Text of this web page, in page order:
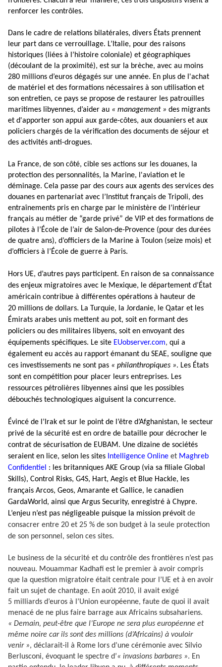
renforcer les contrôles.
Dans le cadre de relations bilatérales, divers États prennent
leur part dans ce verrouillage. L’Italie, pour des raisons
historiques (liées à l’histoire coloniale) et géographiques
(découlant de la proximité), est sur la brèche, avec au moins
280 millions d’euros dégagés sur une année. En plus de l'achat
de matériel et des formations nécessaires à son utilisation et
son entretien, ce pays se propose de restaurer les patrouilles
maritimes libyennes, d’aider au « management » des migrants
et d'apporter son appui aux garde-côtes, aux douaniers et aux
policiers chargés de la vérification des documents de séjour et
des activités anti-drogues.
La France, de son côté, cible ses actions sur les douanes, la
protection des personnalités, la Marine, l'aviation et le
déminage. Cela passe par des cours aux agents des services des
douanes en partenariat avec l’Institut français de Tripoli, des
entraînements pris en charge par le ministère de l’intérieur
français au métier de “garde privé” de VIP et des formations de
pilotes à l’École de l’air de Salon-de-Provence (pour des durées
de quatre ans), d’officiers de la Marine à Toulon (seize mois) et
d’officiers à l’École de guerre à Paris.
Hors UE, d’autres pays participent. En raison de sa connaissance
des enjeux migratoires avec le Mexique, le département d’État
américain contribue à différentes opérations à hauteur de
20 millions de dollars. La Turquie, la Jordanie, le Qatar et les
Émirats arabes unis mettent au pot, soit en formant des
policiers ou des militaires libyens, soit en envoyant des
équipements spécifiques. Le site EUobserver.com, qui a
également eu accès au rapport émanant du SEAE, souligne que
ces investissements ne sont pas « philanthropiques ». Les États
sont en compétition pour placer leurs entreprises. Les
ressources pétrolières libyennes ainsi que les possibles
débouchés technologiques aiguisent la concurrence.
Évincé de l’Irak et sur le point de l’être d’Afghanistan, le secteur
privé de la sécurité est en ordre de bataille pour décrocher le
contrat de sécurisation de EUBAM. Une dizaine de sociétés
seraient en lice, selon les sites Intelligence Online et Maghreb
Confidentiel : les britanniques AKE Group (via sa filiale Global
Skills), Control Risks, G4S, Hart, Aegis et Blue Hackle, les
français Arcos, Geos, Amarante et Gallice, le canadien
GardaWorld, ainsi que Argus Security, enregistré à Chypre.
L’enjeu n’est pas négligeable puisque la mission prévoit de
consacrer entre 20 et 25 % de son budget à la seule protection
de son personnel, selon ces sites.
Le business de la sécurité et du contrôle des frontières n’est pas
nouveau. Mouammar Kadhafi est le premier à avoir compris
que la question migratoire était centrale pour l’UE et à en avoir
fait un sujet de chantage. En août 2010, il avait exigé
5 milliards d’euros à l’Union européenne, faute de quoi il avait
menacé de ne plus faire barrage aux Africains subsahariens.
« Demain, peut-être que l’Europe ne sera plus européenne et
même noire car ils sont des millions (d’Africains) à vouloir
venir », déclarait-il à Rome lors d’une cérémonie avec Silvio
Berlusconi, évoquant le spectre d’« invasions barbares ». En